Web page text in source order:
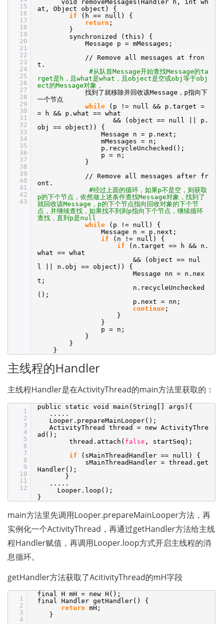
15
16
17
18
19
20
21
22
23
24
25
26
27
28
29
30
31
32
33
34
35
36
37
38
39
40
41
42
43
void removeMessages(Handler h, int wh
at, Object object) {
if
(h == null) {
return ;
}
synchronized (this) {
Message p = mMessages;
//
Remove all messages at fron
t.
#从队首Message开始查找Message的ta
rget是h，且what是what，且object是空或obj等于obj
ect的Message对象，
找到了就移除并回收该Message，p指向下
一个节点
while
(p != null && p.target =
= h && p.what == what
&& (object == null || p.
obj == object)) {
Message n = p.next;
mMessages = n;
p.recycleUnchecked();
p = n;
}
//
Remove all messages after fr
ont.
#经过上面的循环，如果p不是空，则获取
p的下个节点，依然做上述条件查找Message对象，找到了
就回收该Message，p的下个节点指向回收对象的下个节
点，并继续查找，如果找不到则p指向下个节点，继续循环
查找，直到p是null
while
(p != null) {
Message n = p.next;
if
(n != null) {
if
(n.target == h && n.
what == what
&& (object == nul
l || n.obj == object)) {
Message nn = n.nex
t;
n.recycleUnchecked
();
p.next = nn;
continue ;
}
}
p = n;
}
}
}
主线程的Handler
主线程Handler是在ActivityThread的main方法里获取的：
1
2
3
4
5
6
7
8
9
10
11
12
public static void main(String[] args){
.....
Looper.prepareMainLooper();
ActivityThread thread = new ActivityThre
ad();
thread.attach( false , startSeq);
if
(sMainThreadHandler == null) {
sMainThreadHandler = thread.get
Handler();
}
.....
Looper.loop();
}
main方法里先调用Looper.prepareMainLooper方法，再
实例化一个ActivityThread，再通过getHandler方法给主线
程Handler赋值，再调用Looper.loop方式开启主线程的消
息循环。
getHandler方法获取了AcitivityThread的mH字段
1
2
3
4
final H mH = new H();
final Handler getHandler() {
return mH;
}